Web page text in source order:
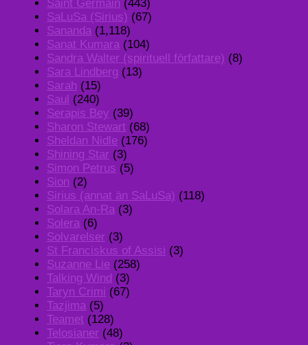
Saint Germain (443)
SaLuSa (Sirius) (67)
Sananda (1,118)
Sanat Kumara (104)
Sandra Walter (spirituell författare) (8)
Sara Lindberg (13)
Sarah (15)
Saul (240)
Serapis Bey (39)
Sharon Stewart (68)
Sheldan Nidle (176)
Shining Star (3)
Simon Petrus (5)
Sion (2)
Sirius (annat än SaLuSa) (118)
Solara An-Ra (3)
Solera (6)
Solvarelser (3)
St Franciskus of Assisi (3)
Suzanne Lie (258)
Talking Wind (3)
Taryn Crimi (67)
Tazjima (5)
Teamet (128)
Telosianer (48)